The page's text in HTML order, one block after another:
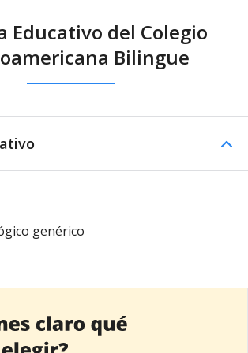
Educativo del Colegio
Bilingue
genérico